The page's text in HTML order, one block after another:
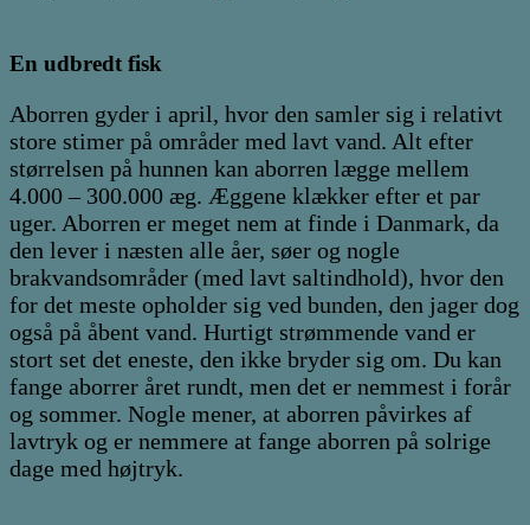
En udbredt fisk
Aborren gyder i april, hvor den samler sig i relativt
store stimer på områder med lavt vand. Alt efter
størrelsen på hunnen kan aborren lægge mellem
4.000 – 300.000 æg. Æggene klækker efter et par
uger. Aborren er meget nem at finde i Danmark, da
den lever i næsten alle åer, søer og nogle
brakvandsområder (med lavt saltindhold), hvor den
for det meste opholder sig ved bunden, den jager dog
også på åbent vand. Hurtigt strømmende vand er
stort set det eneste, den ikke bryder sig om. Du kan
fange aborrer året rundt, men det er nemmest i forår
og sommer. Nogle mener, at aborren påvirkes af
lavtryk og er nemmere at fange aborren på solrige
dage med højtryk.